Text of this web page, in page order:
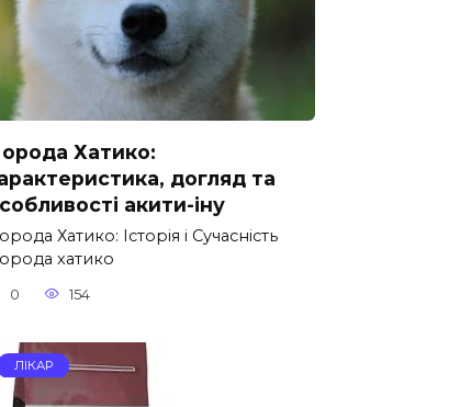
Хатико:
догляд та
акити-іну
Хатико: Історія і Сучасність
хатико
0 154
ЛІКАР